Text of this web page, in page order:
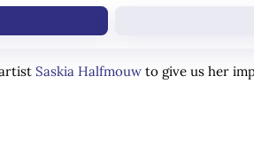
Saskia Halfmouw to give us her